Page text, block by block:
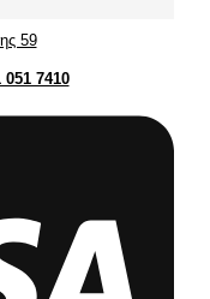
59
051 7410